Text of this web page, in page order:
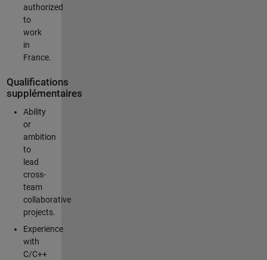
authorized
to
work
in
France.
Qualifications
supplémentaires
Ability
or
ambition
to
lead
cross-
team
collaborative
projects.
Experience
with
C/C++